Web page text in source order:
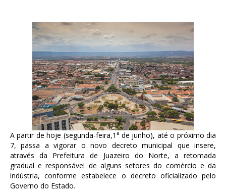
A partir de hoje (segunda-feira,1° de junho), até o próximo dia
7, passa a vigorar o novo decreto municipal que insere,
através da Prefeitura de Juazeiro do Norte, a retomada
gradual e responsável de alguns setores do comércio e da
indústria, conforme estabelece o decreto oficializado pelo
Governo do Estado.